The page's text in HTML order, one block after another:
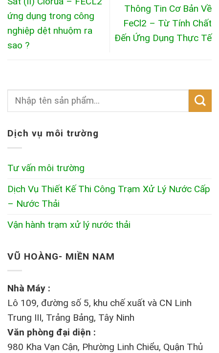
ứng dụng trong công
nghiệp dệt nhuộm ra
sao ?
Thông Tin Cơ Bản Về
FeCl2 – Từ Tính Chất
Đến Ứng Dụng Thực Tế
Dịch vụ môi trường
Tư vấn môi trường
Dịch Vụ Thiết Kế Thi Công Trạm Xử Lý Nước Cấp
– Nước Thải
Vận hành trạm xử lý nước thải
VŨ HOÀNG- MIỀN NAM
Nhà Máy :
Lô 109, đường số 5, khu chế xuất và CN Linh
Trung III, Trảng Bảng, Tây Ninh
Văn phòng đại diện :
980 Kha Vạn Cận, Phường Linh Chiểu, Quận Thủ